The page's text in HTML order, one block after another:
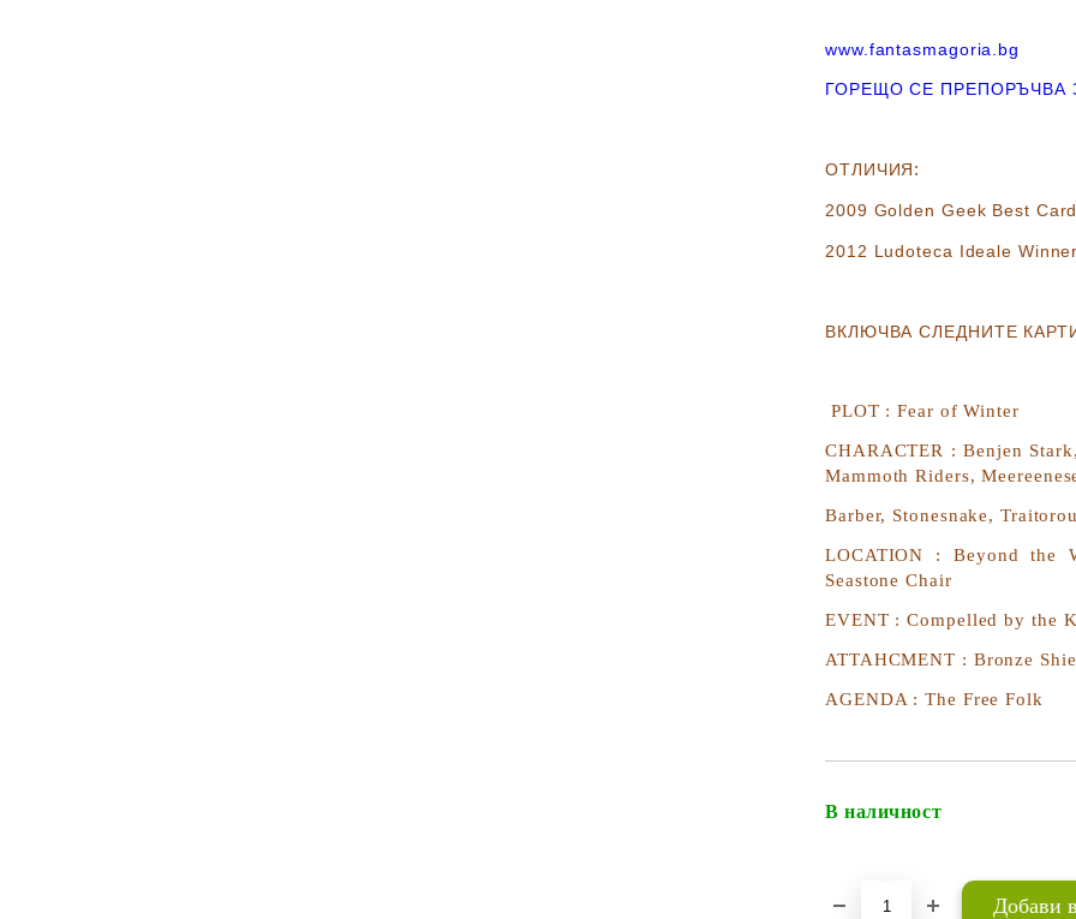
www.fantasmagoria.bg
ГОРЕЩО СЕ ПРЕПОРЪЧВА
ОТЛИЧИЯ:
2009 Golden Geek Best
2012 Ludoteca Ideale Winner
ВКЛЮЧВА СЛЕДНИТЕ
PLOT :Fear of Winter
CHARACTER : Benjen
Mammoth Riders,
Barber, Stonesnake,
LOCATION :
Beyond the
Seastone Chair
EVENT : Compelled by the
ATTAHCMENT : Bronze
AGENDA : The Free Folk
В наличност